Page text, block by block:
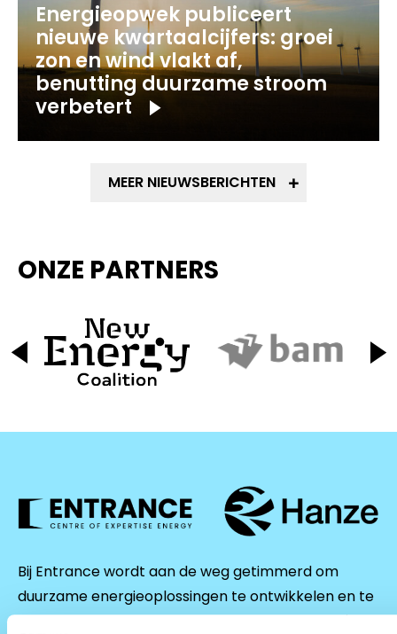
Energieopwek publiceert
nieuwe kwartaalcijfers: groei
zon en wind vlakt af,
benutting duurzame stroom
verbetert
MEER NIEUWSBERICHTEN
ONZE PARTNERS
Bij Entrance wordt aan de weg getimmerd om
duurzame energieoplossingen te ontwikkelen en te
implementeren. Of je nu net begint aan je carrière